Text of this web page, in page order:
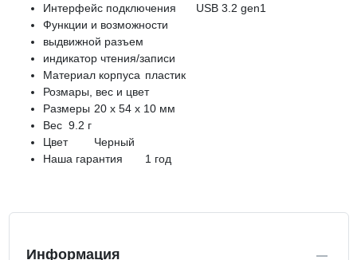
Интерфейс подключения
USB 3.2 gen1
Функции и возможности
выдвижной разъем
индикатор чтения/записи
Материал корпуса пластик
Розмары, вес и цвет
Размеры 20 x 54 x 10 мм
Вес 9.2 г
Цвет
Черный
Наша гарантия
1 год
Информация